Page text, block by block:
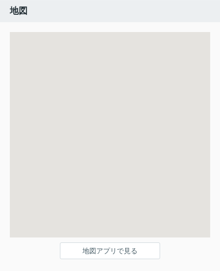
地図
地図アプリで見る